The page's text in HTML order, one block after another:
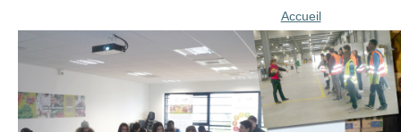
Accueil